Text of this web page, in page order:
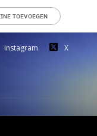
TOEVOEGEN
instagram X